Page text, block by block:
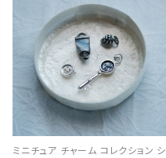
ミニチュア チャーム コレクション シ